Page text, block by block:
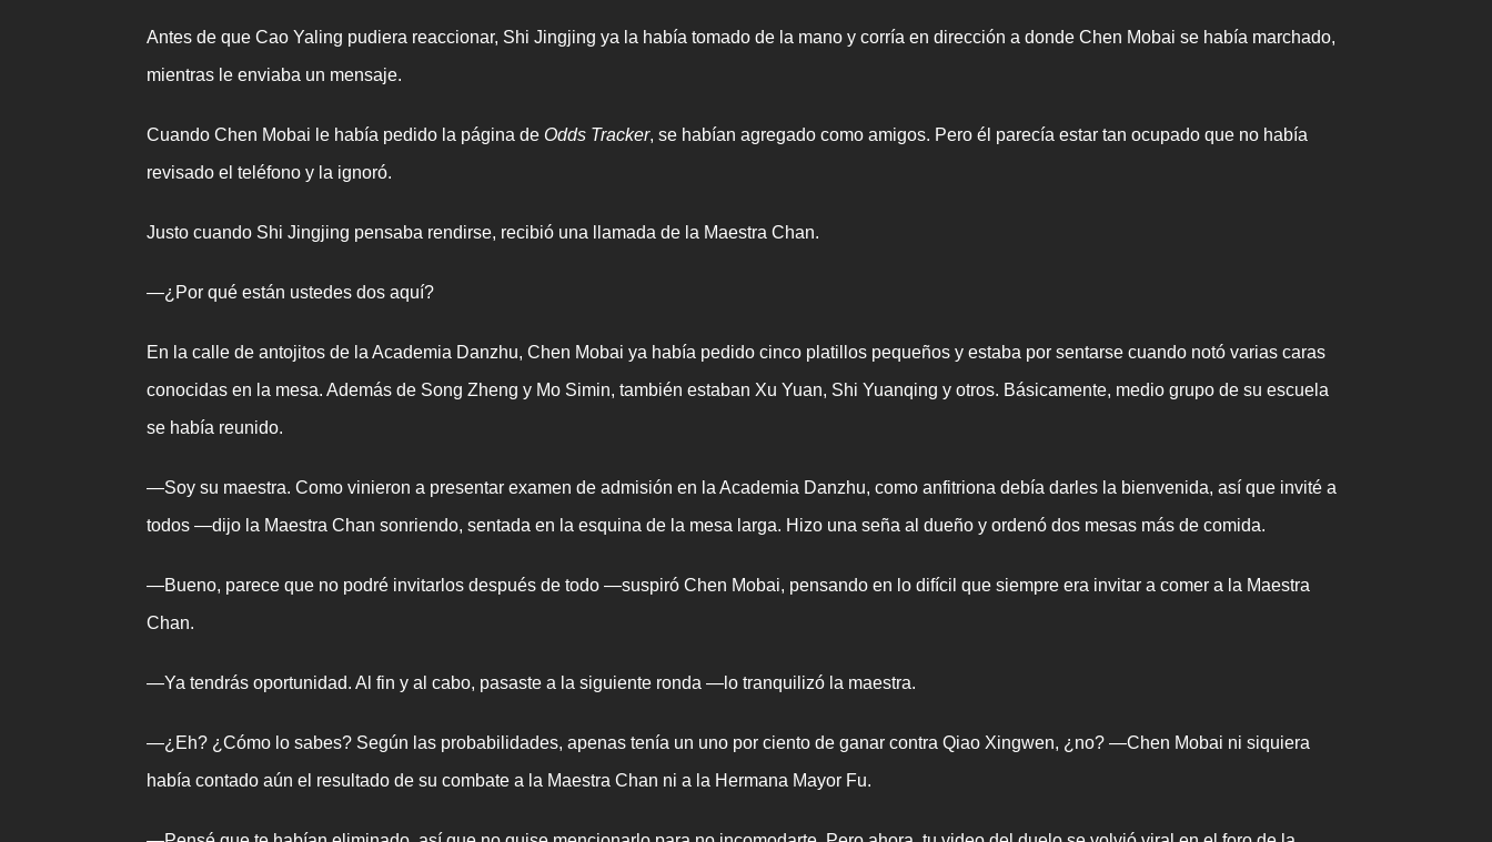
Antes de que Cao Yaling pudiera reaccionar, Shi Jingjing ya la había tomado de la mano y corría en dirección a donde Chen Mobai se había marchado,
mientras le enviaba un mensaje.
Cuando Chen Mobai le había pedido la página de Odds Tracker, se habían agregado como amigos. Pero él parecía estar tan ocupado que no había
revisado el teléfono y la ignoró.
Justo cuando Shi Jingjing pensaba rendirse, recibió una llamada de la Maestra Chan.
—¿Por qué están ustedes dos aquí?
En la calle de antojitos de la Academia Danzhu, Chen Mobai ya había pedido cinco platillos pequeños y estaba por sentarse cuando notó varias caras
conocidas en la mesa. Además de Song Zheng y Mo Simin, también estaban Xu Yuan, Shi Yuanqing y otros. Básicamente, medio grupo de su escuela
se había reunido.
—Soy su maestra. Como vinieron a presentar examen de admisión en la Academia Danzhu, como anfitriona debía darles la bienvenida, así que invité a
todos —dijo la Maestra Chan sonriendo, sentada en la esquina de la mesa larga. Hizo una seña al dueño y ordenó dos mesas más de comida.
—Bueno, parece que no podré invitarlos después de todo —suspiró Chen Mobai, pensando en lo difícil que siempre era invitar a comer a la Maestra
Chan.
—Ya tendrás oportunidad. Al fin y al cabo, pasaste a la siguiente ronda —lo tranquilizó la maestra.
—¿Eh? ¿Cómo lo sabes? Según las probabilidades, apenas tenía un uno por ciento de ganar contra Qiao Xingwen, ¿no? —Chen Mobai ni siquiera
había contado aún el resultado de su combate a la Maestra Chan ni a la Hermana Mayor Fu.